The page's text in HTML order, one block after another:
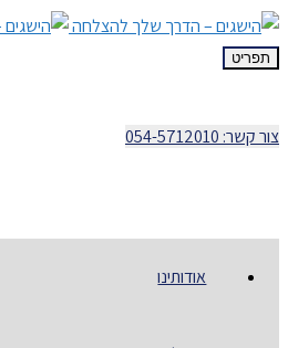
תפריט
צור קשר: 054-5712010
אודותינו